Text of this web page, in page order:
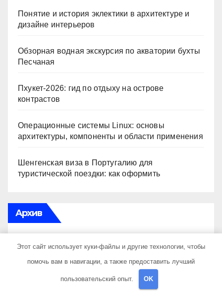
Понятие и история эклектики в архитектуре и
дизайне интерьеров
Обзорная водная экскурсия по акватории бухты
Песчаная
Пхукет-2026: гид по отдыху на острове
контрастов
Операционные системы Linux: основы
архитектуры, компоненты и области применения
Шенгенская виза в Португалию для
туристической поездки: как оформить
Архив
Июль 2026
Этот сайт использует куки-файлы и другие технологии, чтобы
помочь вам в навигации, а также предоставить лучший
пользовательский опыт. OK